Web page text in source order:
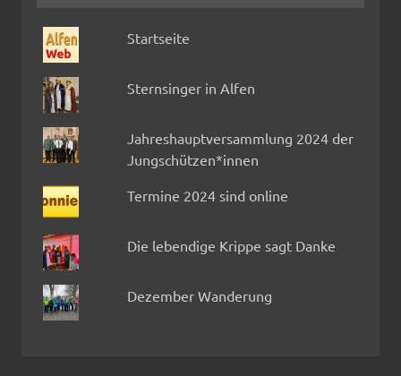
Startseite
Sternsinger in Alfen
Jahreshauptversammlung 2024 der
Jungschützen*innen
Termine 2024 sind online
Die lebendige Krippe sagt Danke
Dezember Wanderung